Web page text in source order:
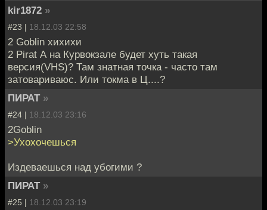
kir1872 »
#23 | 18.12.03 22:58
2 Goblin хихихи
2 Pirat А на Курвокзале будет хуть такая
версия(VHS)? Там знатная точка - часто там
затовариваюс. Или токма в Ц....?
ПИРАТ »
#24 | 18.12.03 23:16
2Goblin
>Ухохочешься
Издеваешься над убогими ?
ПИРАТ »
#25 | 18.12.03 23:19